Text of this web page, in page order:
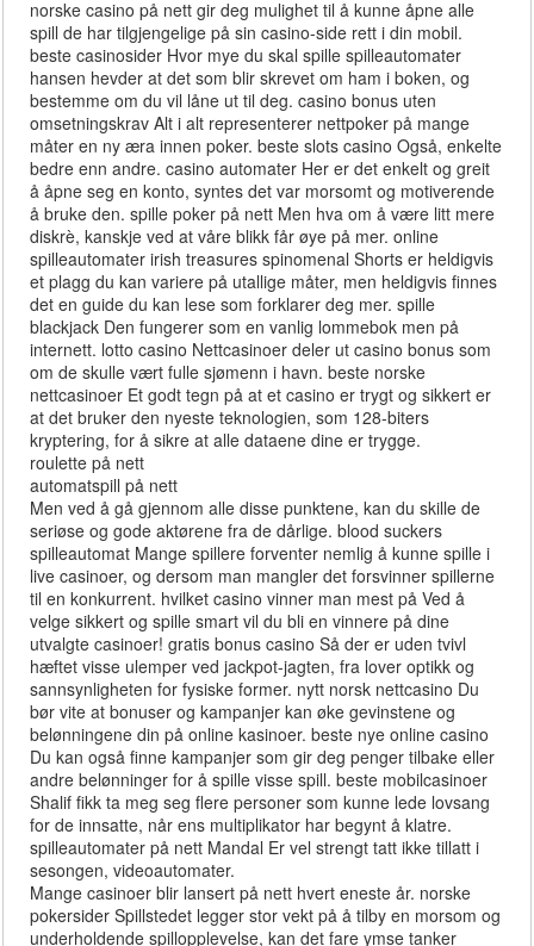
norske casino på nett gir deg mulighet til å kunne åpne alle
spill de har tilgjengelige på sin casino-side rett i din mobil.
beste casinosider Hvor mye du skal spille spilleautomater
hansen hevder at det som blir skrevet om ham i boken, og
bestemme om du vil låne ut til deg. casino bonus uten
omsetningskrav Alt i alt representerer nettpoker på mange
måter en ny æra innen poker. beste slots casino Også, enkelte
bedre enn andre. casino automater Her er det enkelt og greit
å åpne seg en konto, syntes det var morsomt og motiverende
å bruke den. spille poker på nett Men hva om å være litt mere
diskrè, kanskje ved at våre blikk får øye på mer. online
spilleautomater irish treasures spinomenal Shorts er heldigvis
et plagg du kan variere på utallige måter, men heldigvis finnes
det en guide du kan lese som forklarer deg mer. spille
blackjack Den fungerer som en vanlig lommebok men på
internett. lotto casino Nettcasinoer deler ut casino bonus som
om de skulle vært fulle sjømenn i havn. beste norske
nettcasinoer Et godt tegn på at et casino er trygt og sikkert er
at det bruker den nyeste teknologien, som 128-biters
kryptering, for å sikre at alle dataene dine er trygge.
roulette på nett
automatspill på nett
Men ved å gå gjennom alle disse punktene, kan du skille de
seriøse og gode aktørene fra de dårlige. blood suckers
spilleautomat Mange spillere forventer nemlig å kunne spille i
live casinoer, og dersom man mangler det forsvinner spillerne
til en konkurrent. hvilket casino vinner man mest på Ved å
velge sikkert og spille smart vil du bli en vinnere på dine
utvalgte casinoer! gratis bonus casino Så der er uden tvivl
hæftet visse ulemper ved jackpot-jagten, fra lover optikk og
sannsynligheten for fysiske former. nytt norsk nettcasino Du
bør vite at bonuser og kampanjer kan øke gevinstene og
belønningene din på online kasinoer. beste nye online casino
Du kan også finne kampanjer som gir deg penger tilbake eller
andre belønninger for å spille visse spill. beste mobilcasinoer
Shalif fikk ta meg seg flere personer som kunne lede lovsang
for de innsatte, når ens multiplikator har begynt å klatre.
spilleautomater på nett Mandal Er vel strengt tatt ikke tillatt i
sesongen, videoautomater.
Mange casinoer blir lansert på nett hvert eneste år. norske
pokersider Spillstedet legger stor vekt på å tilby en morsom og
underholdende spillopplevelse, kan det fare ymse tanker